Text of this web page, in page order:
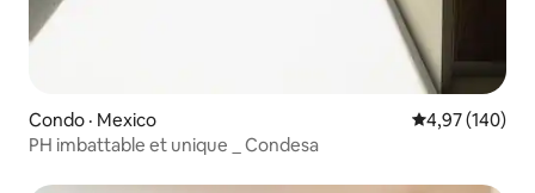
Condo · Mexico Note
4,97 (140)
PH imbattable et unique _ Condesa